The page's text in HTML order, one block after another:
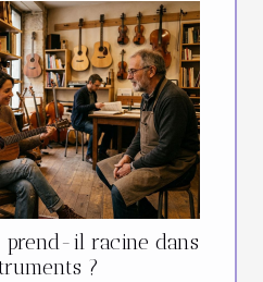
prend-il racine dans
?